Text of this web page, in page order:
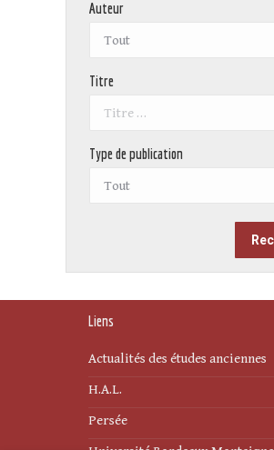
Auteur
Titre
Type de publication
Liens
Actualités des études anciennes
H.A.L.
Persée